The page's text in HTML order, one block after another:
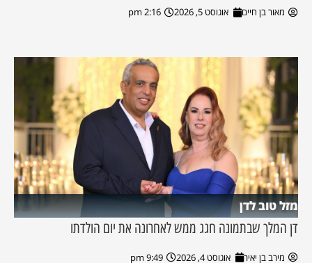
מאור בן חיים אוגוסט 5, 2026 2:16 pm
מזל טוב לדן
דן המלך שבתמונה חגג ממש לאחרונה את יום הולדתו
מירב בן יאיר אוגוסט 4, 2026 9:49 pm